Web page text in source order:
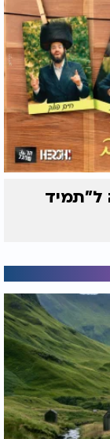
ל"תמיד